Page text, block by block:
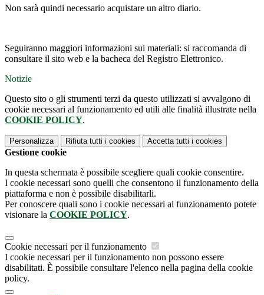
Non sarà quindi necessario acquistare un altro diario.
Seguiranno maggiori informazioni sui materiali: si raccomanda di
consultare il sito web e la bacheca del Registro Elettronico.
Notizie
Questo sito o gli strumenti terzi da questo utilizzati si avvalgono di
cookie necessari al funzionamento ed utili alle finalità illustrate nella
COOKIE POLICY.
Personalizza Rifiuta tutti i cookies Accetta tutti i cookies
Gestione cookie
In questa schermata è possibile scegliere quali cookie consentire.
I cookie necessari sono quelli che consentono il funzionamento della
piattaforma e non è possibile disabilitarli.
Per conoscere quali sono i cookie necessari al funzionamento potete
visionare la COOKIE POLICY.
Cookie necessari per il funzionamento
I cookie necessari per il funzionamento non possono essere
disabilitati. È possibile consultare l'elenco nella pagina della cookie
policy.